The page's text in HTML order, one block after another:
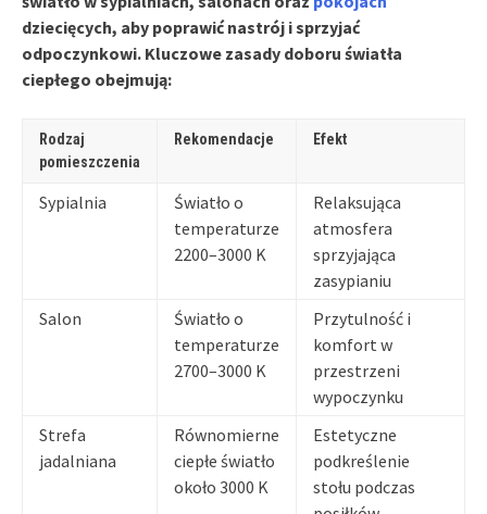
dziecięcych, aby poprawić nastrój i sprzyjać
odpoczynkowi. Kluczowe zasady doboru światła
ciepłego obejmują:
Rodzaj
pomieszczenia
Rekomendacje Efekt
Sypialnia
Światło o
temperaturze
2200–3000 K
Relaksująca
atmosfera
sprzyjająca
zasypianiu
Salon
Światło o
temperaturze
2700–3000 K
Przytulność i
komfort w
przestrzeni
wypoczynku
Strefa
jadalniana
Równomierne
ciepłe światło
około 3000 K
Estetyczne
podkreślenie
stołu podczas